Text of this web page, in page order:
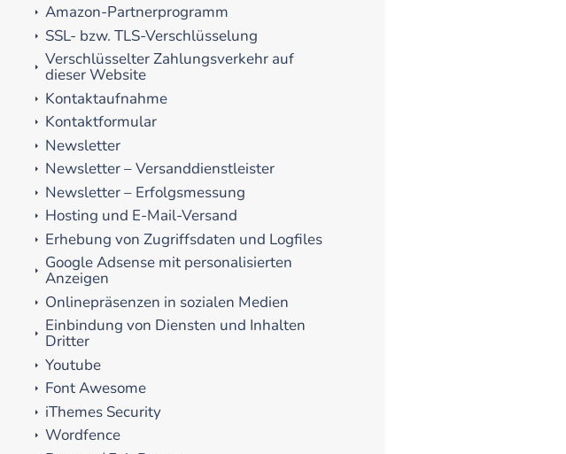
Amazon-Partnerprogramm
SSL- bzw. TLS-Verschlüsselung
Verschlüsselter Zahlungsverkehr auf
dieser Website
Kontaktaufnahme
Kontaktformular
Newsletter
Newsletter – Versanddienstleister
Newsletter – Erfolgsmessung
Hosting und E-Mail-Versand
Erhebung von Zugriffsdaten und Logfiles
Google Adsense mit personalisierten
Anzeigen
Onlinepräsenzen in sozialen Medien
Einbindung von Diensten und Inhalten
Dritter
Youtube
Font Awesome
iThemes Security
Wordfence